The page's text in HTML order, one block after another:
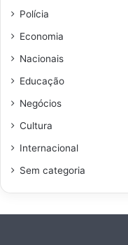
Polícia
Economia
Nacionais
Educação
Negócios
Cultura
Internacional
Sem categoria